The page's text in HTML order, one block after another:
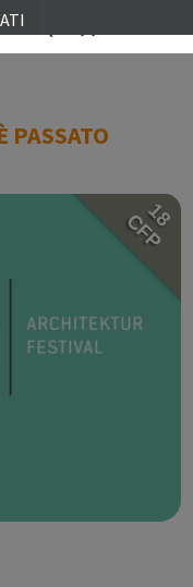
PASSATO
18
CFP